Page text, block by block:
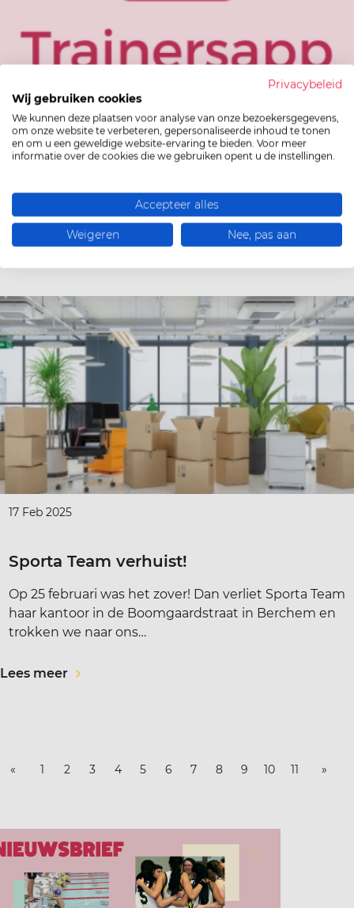
De Trainersapp
maakt! De Trainersapp! Met…
Lees meer
17 Feb 2025
Sporta Team verhuist!
Op 25 februari was het zover! Dan verliet Sporta Team
haar kantoor in de Boomgaardstraat in Berchem en
trokken we naar ons…
Lees meer
« 1 2 3 4 5 6 7 8 9 10 11 »
Privacybeleid
Wij gebruiken cookies
We kunnen deze plaatsen voor analyse van onze bezoekersgegevens,
om onze website te verbeteren, gepersonaliseerde inhoud te tonen
en om u een geweldige website-ervaring te bieden. Voor meer
informatie over de cookies die we gebruiken opent u de instellingen.
Accepteer alles
Weigeren Nee, pas aan